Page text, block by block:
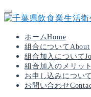
ホームHome
組合についてAbout
組合加入について
組合加入のメリッ
お申し込みについ
お問い合わせ